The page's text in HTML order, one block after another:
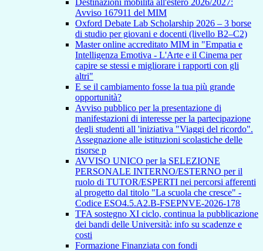
Destinazioni mobilità all'estero 2026/2027:
Avviso 167911 del MIM
Oxford Debate Lab Scholarship 2026 – 3 borse
di studio per giovani e docenti (livello B2–C2)
Master online accreditato MIM in "Empatia e
Intelligenza Emotiva - L'Arte e il Cinema per
capire se stessi e migliorare i rapporti con gli
altri"
E se il cambiamento fosse la tua più grande
opportunità?
Avviso pubblico per la presentazione di
manifestazioni di interesse per la partecipazione
degli studenti all 'iniziativa "Viaggi del ricordo".
Assegnazione alle istituzioni scolastiche delle
risorse p
AVVISO UNICO per la SELEZIONE
PERSONALE INTERNO/ESTERNO per il
ruolo di TUTOR/ESPERTI nei percorsi afferenti
al progetto dal titolo "La scuola che cresce" -
Codice ESO4.5.A2.B-FSEPNVE-2026-178
TFA sostegno XI ciclo, continua la pubblicazione
dei bandi delle Università: info su scadenze e
costi
Formazione Finanziata con fondi